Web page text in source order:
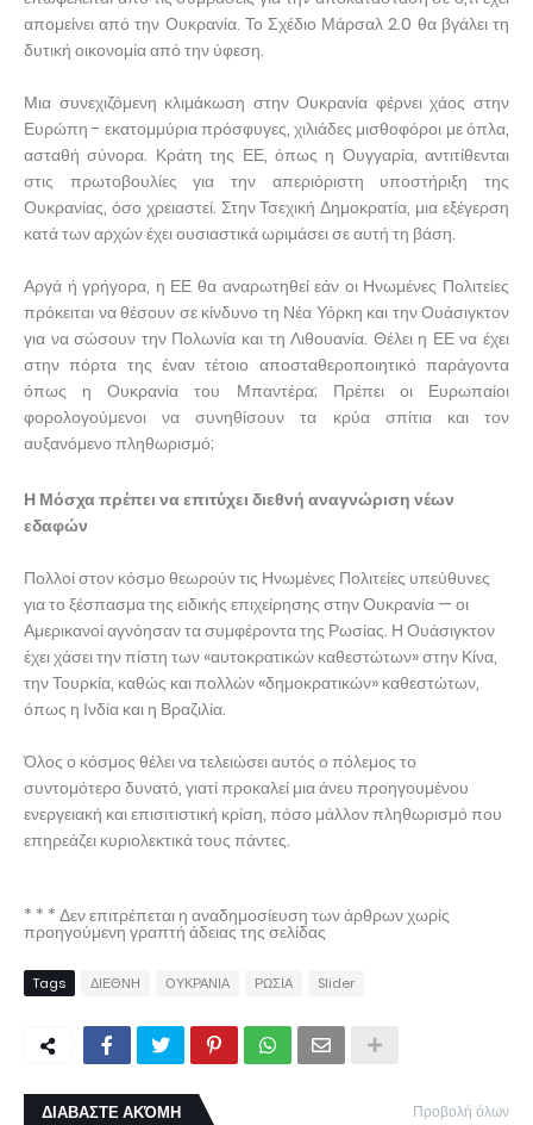
απομείνει από την Ουκρανία. Το Σχέδιο Μάρσαλ 2.0 θα βγάλει τη
δυτική οικονομία από την ύφεση.
Μια συνεχιζόμενη κλιμάκωση στην Ουκρανία φέρνει χάος στην
Ευρώπη - εκατομμύρια πρόσφυγες, χιλιάδες μισθοφόροι με όπλα,
ασταθή σύνορα. Κράτη της ΕΕ, όπως η Ουγγαρία, αντιτίθενται
στις πρωτοβουλίες για την απεριόριστη υποστήριξη της
Ουκρανίας, όσο χρειαστεί. Στην Τσεχική Δημοκρατία, μια εξέγερση
κατά των αρχών έχει ουσιαστικά ωριμάσει σε αυτή τη βάση.
Αργά ή γρήγορα, η ΕΕ θα αναρωτηθεί εάν οι Ηνωμένες Πολιτείες
πρόκειται να θέσουν σε κίνδυνο τη Νέα Υόρκη και την Ουάσιγκτον
για να σώσουν την Πολωνία και τη Λιθουανία. Θέλει η ΕΕ να έχει
στην πόρτα της έναν τέτοιο αποσταθεροποιητικό παράγοντα
όπως η Ουκρανία του Μπαντέρα; Πρέπει οι Ευρωπαίοι
φορολογούμενοι να συνηθίσουν τα κρύα σπίτια και τον
αυξανόμενο πληθωρισμό;
Η Μόσχα πρέπει να επιτύχει διεθνή αναγνώριση νέων
εδαφών
Πολλοί στον κόσμο θεωρούν τις Ηνωμένες Πολιτείες υπεύθυνες
για το ξέσπασμα της ειδικής επιχείρησης στην Ουκρανία — οι
Αμερικανοί αγνόησαν τα συμφέροντα της Ρωσίας. Η Ουάσιγκτον
έχει χάσει την πίστη των «αυτοκρατικών καθεστώτων» στην Κίνα,
την Τουρκία, καθώς και πολλών «δημοκρατικών» καθεστώτων,
όπως η Ινδία και η Βραζιλία.
Όλος ο κόσμος θέλει να τελειώσει αυτός ο πόλεμος το
συντομότερο δυνατό, γιατί προκαλεί μια άνευ προηγουμένου
ενεργειακή και επισιτιστική κρίση, πόσο μάλλον πληθωρισμό που
επηρεάζει κυριολεκτικά τους πάντες.
* * * Δεν επιτρέπεται η αναδημοσίευση των άρθρων χωρίς
προηγούμενη γραπτή άδειας της σελίδας
Tags ΔΙΕΘΝΗ ΟΥΚΡΑΝΙΑ ΡΩΣΙΑ Slider
ΔΙΑΒΑΣΤΕ ΑΚΌΜΗ Προβολή όλων